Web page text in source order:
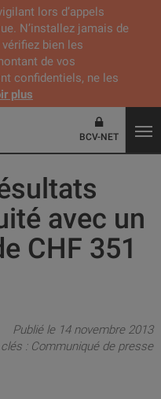
lors d’appels
N’installez jamais de
bien les
de vos
confidentiels, ne les
plus
BCV-NET
avec un
CHF 351
Publié le 14 novembre 2013
: Communiqué de presse